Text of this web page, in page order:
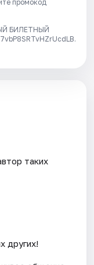
промокод
БИЛЕТНЫЙ
таких
других!